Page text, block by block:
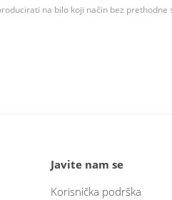
na bilo koji način bez
Javite nam se
Korisnička podrška